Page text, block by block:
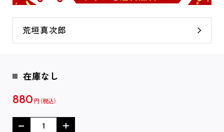
荒垣真次郎
在庫なし
880 円